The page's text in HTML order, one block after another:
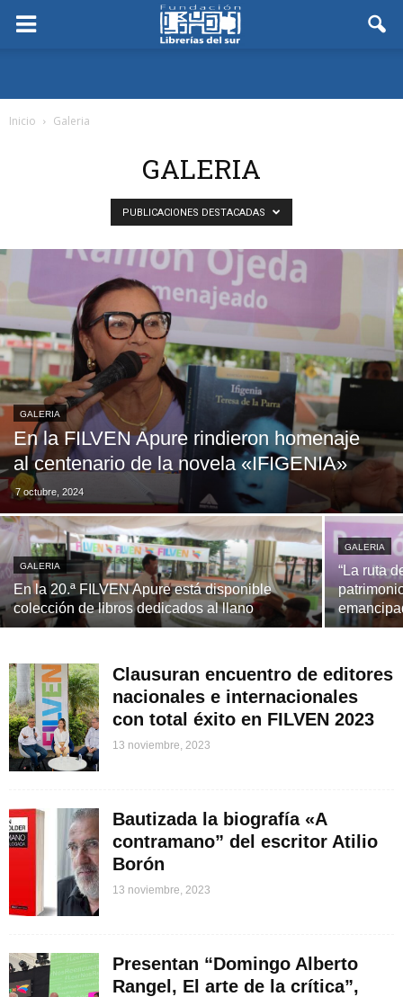
Inicio Galeria
GALERIA
PUBLICACIONES DESTACADAS
GALERIA
En la FILVEN Apure rindieron homenaje
al centenario de la novela «IFIGENIA»
7 octubre, 2024
GALERIA
En la 20.ª FILVEN Apure está disponible
colección de libros dedicados al llano
GALERIA
“La ruta
Clausuran encuentro de editores
nacionales e internacionales
con total éxito en FILVEN 2023
13 noviembre, 2023
Bautizada la biografía «A
contramano” del escritor Atilio
Borón
13 noviembre, 2023
Presentan “Domingo Alberto
Rangel, El arte de la crítica”,